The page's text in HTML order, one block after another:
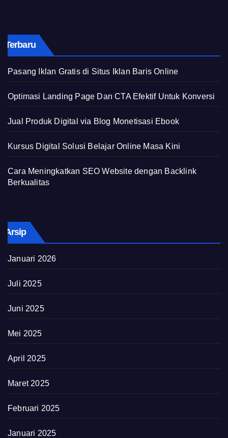
Terbaru
Pasang Iklan Gratis di Situs Iklan Baris Online
Optimasi Landing Page Dan CTA Efektif Untuk Konversi
Jual Produk Digital via Blog Monetisasi Ebook
Kursus Digital Solusi Belajar Online Masa Kini
Cara Meningkatkan SEO Website dengan Backlink
Berkualitas
Arsip
Januari 2026
Juli 2025
Juni 2025
Mei 2025
April 2025
Maret 2025
Februari 2025
Januari 2025